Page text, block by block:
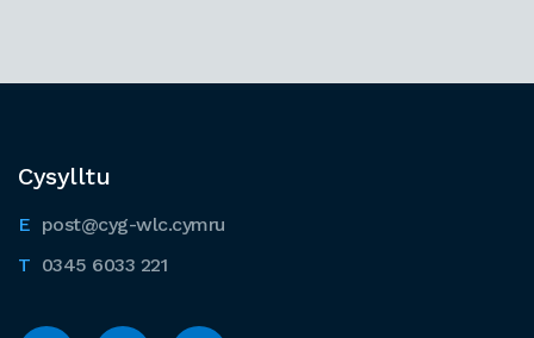
Cysylltu
post@cyg-wlc.cymru
0345 6033 221